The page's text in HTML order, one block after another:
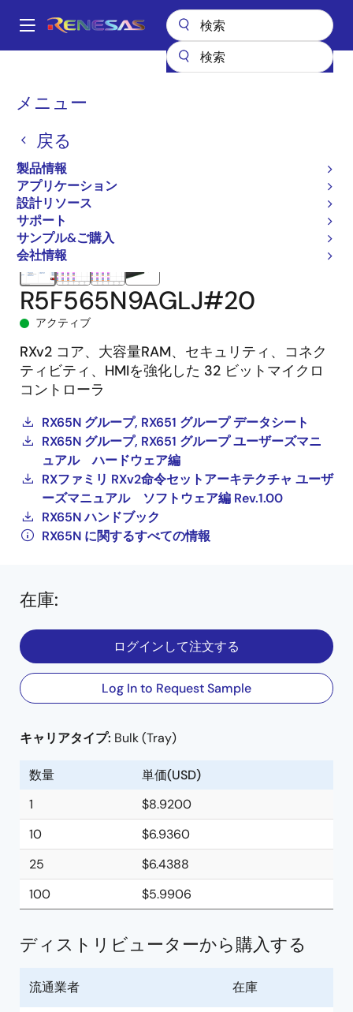
ン
Main
メニュー
戻る
製品情報
アプリケーション
設計リソース
サポート
サンプル&ご購入
会社情報
パ
く
ず
マイクロコントローラとマイクロプロセッサ
R5F565N9AGLJ#20
アクティブ
RXv2 コア、大容量RAM、セキュリティ、コネク
ティビティ、HMIを強化した 32 ビットマイクロ
コントローラ
RX65N グループ, RX651 グループ データシート
RX65N グループ, RX651 グループ ユーザーズマニ
ュアル ハードウェア編
RXファミリ RXv2命令セットアーキテクチャ ユーザ
ーズマニュアル ソフトウェア編 Rev.1.00
RX65N ハンドブック
RX65N に関するすべての情報
在庫:
ログインして注文する
Log In to Request Sample
キャリアタイプ: Bulk (Tray)
数量
単価(USD)
1
$8.9200
10
$6.9360
25
$6.4388
100
$5.9906
ディストリビューターから購入する
流通業者 在庫